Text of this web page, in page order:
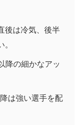
後は冷気、後半
降の細かなアッ
は強い選手を配